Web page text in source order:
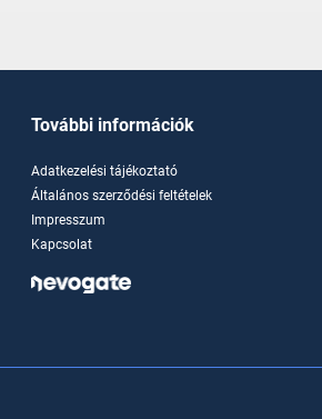
További információk
Adatkezelési tájékoztató
Általános szerződési feltételek
Impresszum
Kapcsolat